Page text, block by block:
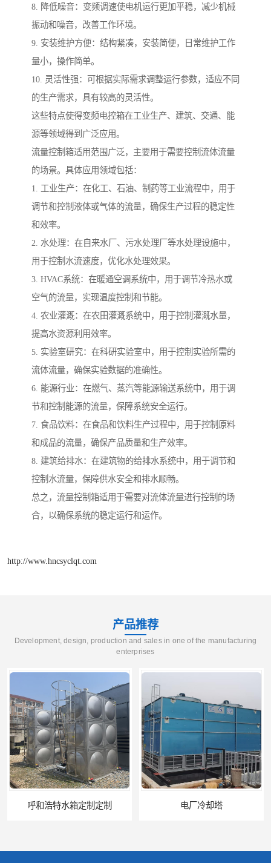
8. 降低噪音：变频调速使电机运行更加平稳，减少机械
振动和噪音，改善工作环境。
9. 安装维护方便：结构紧凑，安装简便，日常维护工作
量小，操作简单。
10. 灵活性强：可根据实际需求调整运行参数，适应不同
的生产需求，具有较高的灵活性。
这些特点使得变频电控箱在工业生产、建筑、交通、能
源等领域得到广泛应用。
流量控制箱适用范围广泛，主要用于需要控制流体流量
的场景。具体应用领域包括：
1. 工业生产：在化工、石油、制药等工业流程中，用于
调节和控制液体或气体的流量，确保生产过程的稳定性
和效率。
2. 水处理：在自来水厂、污水处理厂等水处理设施中，
用于控制水流速度，优化水处理效果。
3. HVAC系统：在暖通空调系统中，用于调节冷热水或
空气的流量，实现温度控制和节能。
4. 农业灌溉：在农田灌溉系统中，用于控制灌溉水量，
提高水资源利用效率。
5. 实验室研究：在科研实验室中，用于控制实验所需的
流体流量，确保实验数据的准确性。
6. 能源行业：在燃气、蒸汽等能源输送系统中，用于调
节和控制能源的流量，保障系统安全运行。
7. 食品饮料：在食品和饮料生产过程中，用于控制原料
和成品的流量，确保产品质量和生产效率。
8. 建筑给排水：在建筑物的给排水系统中，用于调节和
控制水流量，保障供水安全和排水顺畅。
总之，流量控制箱适用于需要对流体流量进行控制的场
合，以确保系统的稳定运行和运作。
http://www.hncsyclqt.com
产品推荐
Development, design, production and sales in one of the manufacturing
enterprises
电厂冷却塔 郑州喷淋泵厂家